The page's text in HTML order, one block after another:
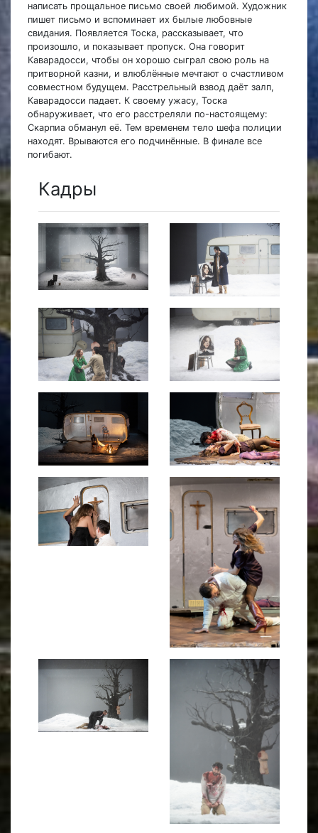
написать прощальное письмо своей любимой. Художник
пишет письмо и вспоминает их былые любовные
свидания. Появляется Тоска, рассказывает, что
произошло, и показывает пропуск. Она говорит
Каварадосси, чтобы он хорошо сыграл свою роль на
притворной казни, и влюблённые мечтают о счастливом
совместном будущем. Расстрельный взвод даёт залп,
Каварадосси падает. К своему ужасу, Тоска
обнаруживает, что его расстреляли по-настоящему:
Скарпиа обманул её. Тем временем тело шефа полиции
находят. Врываются его подчинённые. В финале все
погибают.
Кадры